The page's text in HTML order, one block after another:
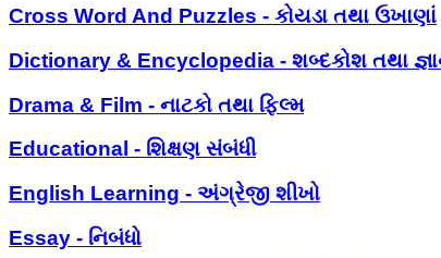
Cross Word And Puzzles - કોયડા તથા ઉખાણાં
Dictionary & Encyclopedia - શબ્દકોશ તથા
Drama & Film - નાટકો તથા ફિલ્મ
Educational - શિક્ષણ સંબંધી
English Learning - અંગ્રેજી શીખો
Essay - નિબંધો